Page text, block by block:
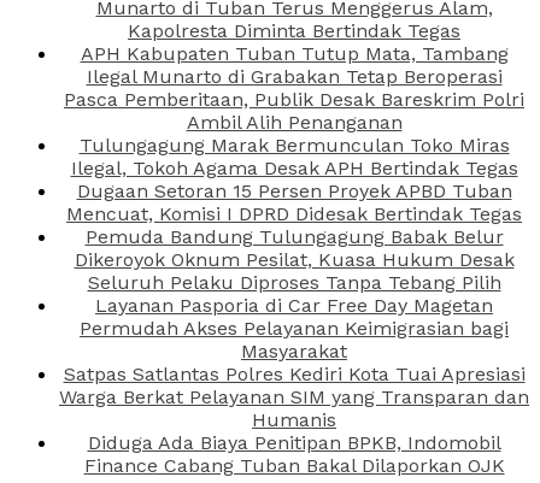
Munarto di Tuban Terus Menggerus Alam,
Kapolresta Diminta Bertindak Tegas
APH Kabupaten Tuban Tutup Mata, Tambang
Ilegal Munarto di Grabakan Tetap Beroperasi
Pasca Pemberitaan, Publik Desak Bareskrim Polri
Ambil Alih Penanganan
Tulungagung Marak Bermunculan Toko Miras
Ilegal, Tokoh Agama Desak APH Bertindak Tegas
Dugaan Setoran 15 Persen Proyek APBD Tuban
Mencuat, Komisi I DPRD Didesak Bertindak Tegas
Pemuda Bandung Tulungagung Babak Belur
Dikeroyok Oknum Pesilat, Kuasa Hukum Desak
Seluruh Pelaku Diproses Tanpa Tebang Pilih
Layanan Pasporia di Car Free Day Magetan
Permudah Akses Pelayanan Keimigrasian bagi
Masyarakat
Satpas Satlantas Polres Kediri Kota Tuai Apresiasi
Warga Berkat Pelayanan SIM yang Transparan dan
Humanis
Diduga Ada Biaya Penitipan BPKB, Indomobil
Finance Cabang Tuban Bakal Dilaporkan OJK